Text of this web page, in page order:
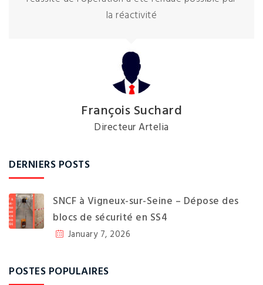
la réactivité
François Suchard
Directeur Artelia
DERNIERS POSTS
SNCF à Vigneux-sur-Seine – Dépose des
blocs de sécurité en SS4
January 7, 2026
POSTES POPULAIRES